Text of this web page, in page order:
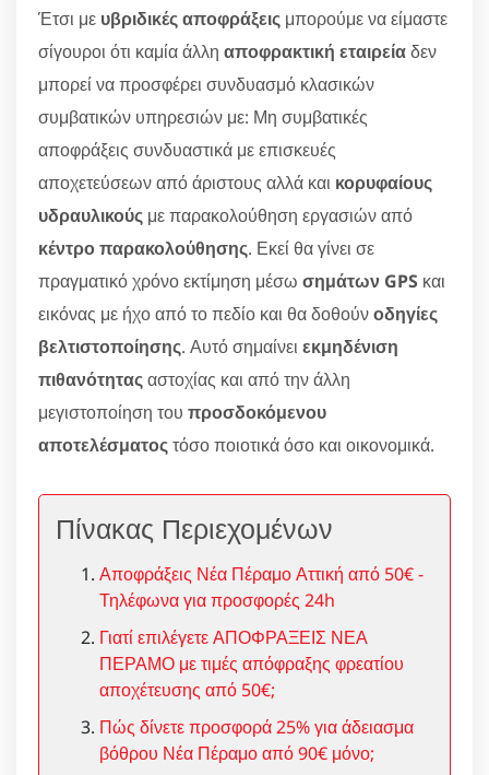
Έτσι με υβριδικές αποφράξεις μπορούμε να είμαστε
σίγουροι ότι καμία άλλη αποφρακτική εταιρείαδεν
μπορεί να προσφέρει συνδυασμό κλασικών
συμβατικών υπηρεσιών με: Μη συμβατικές
αποφράξεις συνδυαστικά με επισκευές
αποχετεύσεων από άριστους αλλά και κορυφαίους
υδραυλικούς με παρακολούθηση εργασιών από
κέντρο παρακολούθησης. Εκεί θα γίνει σε
πραγματικό χρόνο εκτίμηση μέσω σημάτων GPS και
εικόνας με ήχο από το πεδίο και θα δοθούνοδηγίες
βελτιστοποίησης. Αυτό σημαίνει εκμηδένιση
πιθανότηταςαστοχίας και από την άλλη
μεγιστοποίηση του προσδοκόμενου
αποτελέσματοςτόσο ποιοτικά όσο και οικονομικά.
Πίνακας Περιεχομένων
Αποφράξεις Νέα Πέραμο Αττική από 50€ -
Τηλέφωνα για προσφορές 24h
Γιατί επιλέγετε ΑΠΟΦΡΑΞΕΙΣ ΝΕΑ
ΠΕΡΑΜΟ με τιμές απόφραξης φρεατίου
αποχέτευσης από 50€;
Πώς δίνετε προσφορά 25% για άδειασμα
βόθρου Νέα Πέραμο από 90€ μόνο;